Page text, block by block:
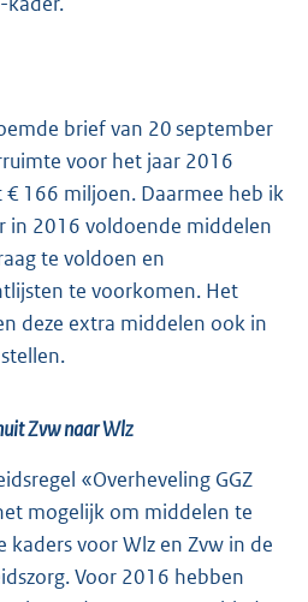
brief van 20 september
voor het jaar 2016
166 miljoen. Daarmee heb ik
in 2016 voldoende middelen
te voldoen en
te voorkomen. Het
deze extra middelen ook in
Zvw naar Wlz
«Overheveling GGZ
mogelijk om middelen te
kaders voor Wlz en Zvw in de
Voor 2016 hebben